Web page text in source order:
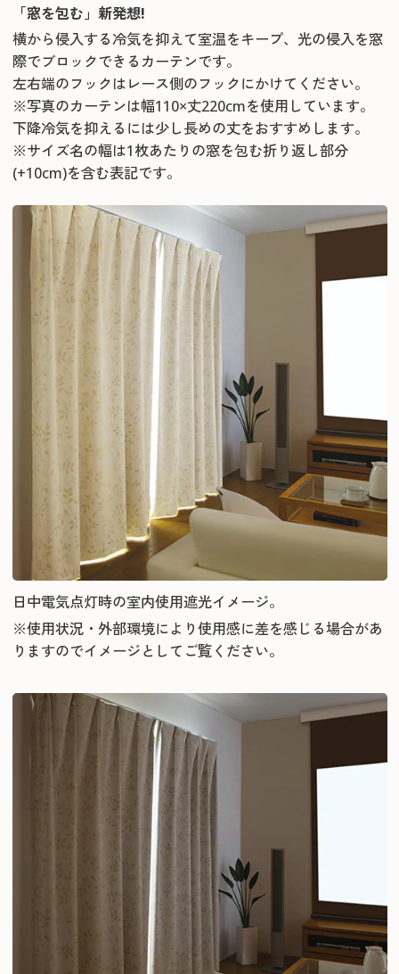
「窓を包む」新発想!
横から侵入する冷気を抑えて室温をキープ、光の侵入を窓
際でブロックできるカーテンです。
左右端のフックはレース側のフックにかけてください。
※写真のカーテンは幅110×丈220cmを使用しています。
下降冷気を抑えるには少し長めの丈をおすすめします。
※サイズ名の幅は1枚あたりの窓を包む折り返し部分
(+10cm)を含む表記です。
日中電気点灯時の室内使用遮光イメージ。
※使用状況・外部環境により使用感に差を感じる場合があ
りますのでイメージとしてご覧ください。